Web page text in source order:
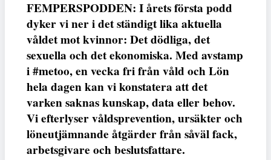
FEMPERSPODDEN: I årets första podd
dyker vi ner i det ständigt lika aktuella
våldet mot kvinnor: Det dödliga, det
sexuella och det ekonomiska. Med avstamp
i #metoo, en vecka fri från våld och Lön
hela dagen kan vi konstatera att det
varken saknas kunskap, data eller behov.
Vi efterlyser våldsprevention, ursäkter och
löneutjämnande åtgärder från såväl fack,
arbetsgivare och beslutsfattare.